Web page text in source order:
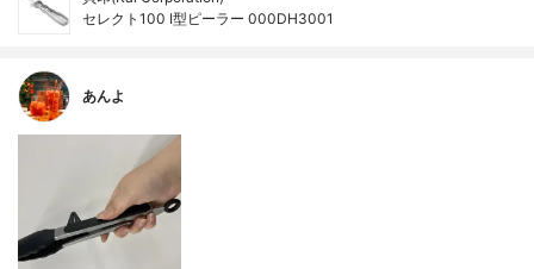
セレクト100 I型ピーラー 000DH3001
あんよ